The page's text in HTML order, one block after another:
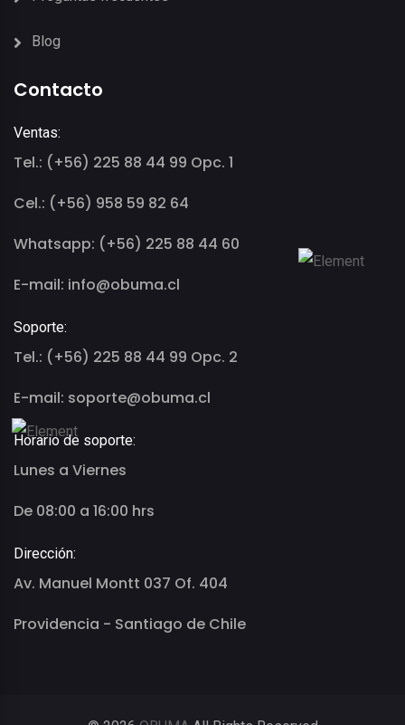
Blog
Contacto
Ventas:
Tel.: (+56) 225 88 44 99 Opc. 1
Cel.: (+56) 958 59 82 64
Whatsapp: (+56) 225 88 44 60
E-mail: info@obuma.cl
Soporte:
Tel.: (+56) 225 88 44 99 Opc. 2
E-mail: soporte@obuma.cl
Horario de soporte:
Lunes a Viernes
De 08:00 a 16:00 hrs
Dirección:
Av. Manuel Montt 037 Of. 404
Providencia - Santiago de Chile